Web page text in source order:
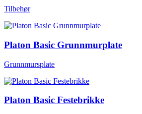
Tilbehør
Platon Basic Grunnmurplate
Grunnmursplate
Platon Basic Festebrikke